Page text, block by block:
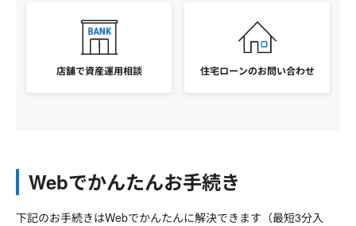
店舗で資産運用相談 住宅ローンのお問い合わせ
Webでかんたんお手続き
下記のお手続きはWebでかんたんに解決できます（最短3分入